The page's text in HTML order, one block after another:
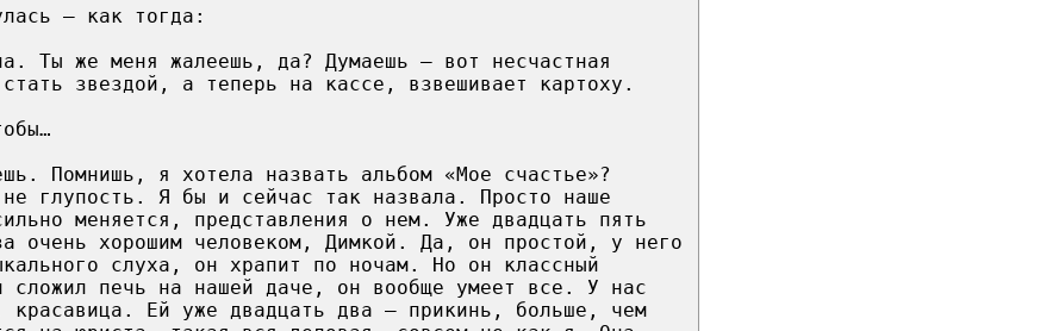
– как тогда:
Ты же меня жалеешь, да? Думаешь – вот несчастная
звездой, а теперь на кассе, взвешивает картоху.
Помнишь, я хотела назвать альбом «Мое счастье»?
глупость. Я бы и сейчас так назвала. Просто наше
меняется, представления о нем. Уже двадцать пять
очень хорошим человеком, Димкой. Да, он простой, у него
слуха, он храпит по ночам. Но он классный
сложил печь на нашей даче, он вообще умеет все. У нас
красавица. Ей уже двадцать два – прикинь, больше, чем